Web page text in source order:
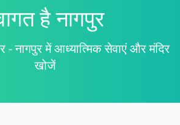
हैनागपुर
- नागपुर में आध्यात्मिक सेवाएं और मंदिर
खोजें